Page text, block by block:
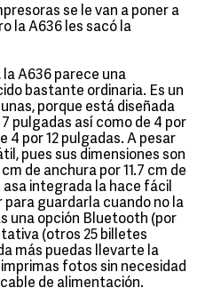
se le van a poner a
la A636 les sacó la
A636 parece una
bastante ordinaria. Es un
porque está diseñada
pulgadas así como de 4 por
4 por 12 pulgadas. A pesar
pues sus dimensiones son
de anchura por 11.7 cm de
asa integrada la hace fácil
guardarla cuando no la
una opción Bluetooth (por
(otros 25 billetes
más puedas llevarte la
fotos sin necesidad
de alimentación.